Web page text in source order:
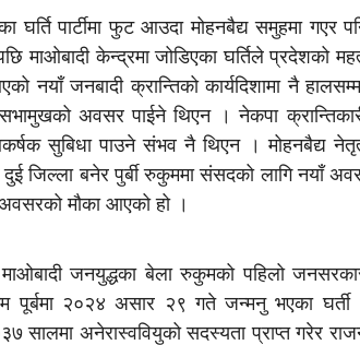
पार्टीमा फुट आउदा मोहनबैद्य समुहमा गएर
माओबादी केन्द्रमा जोडिएका घर्तिले प्रदेशको
नयाँ जनबादी क्रान्तिको कार्यदिशामा नै
अवसर पाईने थिएन । नेकपा
सुबिधा पाउने संभव नै थिएन । मोहनबैद्य
जिल्ला बनेर पुर्बी रुकुममा संसदको लागि नयाँ
मौका आएको हो ।
जनयुद्धका बेला रुकुमको पहिलो
२०२४ असार २९ गते जन्मनु भएका घर्ती
सालमा अनेरास्ववियुको सदस्यता प्राप्त गरेर